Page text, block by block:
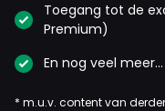
Toegang tot de
Premium)
En nog veel meer…
* m.u.v. content van